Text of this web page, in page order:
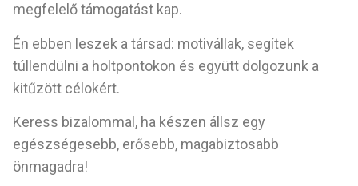
megfelelő támogatást kap.
Én ebben leszek a társad: motivállak, segítek
túllendülni a holtpontokon és együtt dolgozunk a
kitűzött célokért.
Keress bizalommal, ha készen állsz egy
egészségesebb, erősebb, magabiztosabb
önmagadra!